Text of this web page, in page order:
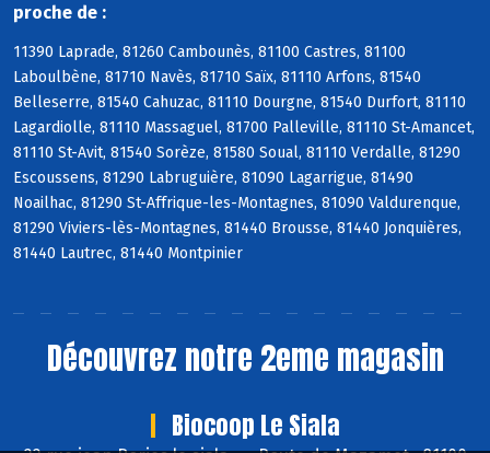
proche de :
11390 Laprade, 81260 Cambounès, 81100 Castres, 81100
Laboulbène, 81710 Navès, 81710 Saïx, 81110 Arfons, 81540
Belleserre, 81540 Cahuzac, 81110 Dourgne, 81540 Durfort, 81110
Lagardiolle, 81110 Massaguel, 81700 Palleville, 81110 St-Amancet,
81110 St-Avit, 81540 Sorèze, 81580 Soual, 81110 Verdalle, 81290
Escoussens, 81290 Labruguière, 81090 Lagarrigue, 81490
Noailhac, 81290 St-Affrique-les-Montagnes, 81090 Valdurenque,
81290 Viviers-lès-Montagnes, 81440 Brousse, 81440 Jonquières,
81440 Lautrec, 81440 Montpinier
Découvrez notre 2eme magasin
Biocoop Le Siala